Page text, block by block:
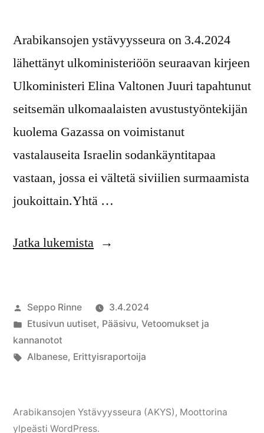
Arabikansojen ystävyysseura on 3.4.2024
lähettänyt ulkoministeriöön seuraavan kirjeen
Ulkoministeri Elina Valtonen Juuri tapahtunut
seitsemän ulkomaalaisten avustustyöntekijän
kuolema Gazassa on voimistanut
vastalauseita Israelin sodankäyntitapaa
vastaan, jossa ei vältetä siviilien surmaamista
joukoittain.Yhtä …
Jatka lukemista”Suomen
palestiinalaisalueiden
erityisraportoijan
suosituksia”
Artikkelin
julkaisija
on
Seppo Rinne
3.4.2024
Julkaistu
kategoriassa
Etusivun uutiset, Pääsivu, Vetoomukset ja
kannanotot
Avainsanat:
Albanese, Erittyisraportoija
Arabikansojen Ystävyysseura (AKYS), Moottorina
ylpeästi WordPress.